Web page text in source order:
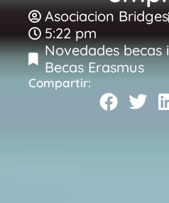
Asociacion Bridges
5:22 pm
Novedades becas
Becas Erasmus
Compartir: